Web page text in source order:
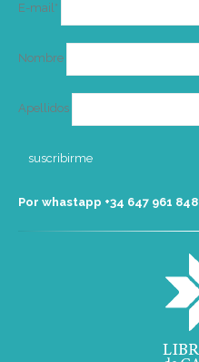
E-mail*
Nombre
Apellidos
Por whastapp +34 ‭647 961 848‬